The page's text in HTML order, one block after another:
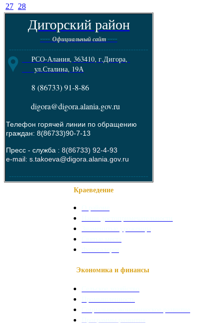
27 28
Дигорский район
---- Официальный сайт----
--------------------------------------------------------
РСО-Алания, 363410, г.Дигора,
ул.Сталина, 19А
8 (86733) 91-8-86
digora@digora.alania.gov.ru
Телефон горячей линии по обращению
граждан: 8(86733)90-7-13
Пресс - служба : 8(86733) 92-4-93
e-mail: s.takoeva@digora.alania.gov.ru
--------------------------------------------------------
Краеведение
Экономика и финансы